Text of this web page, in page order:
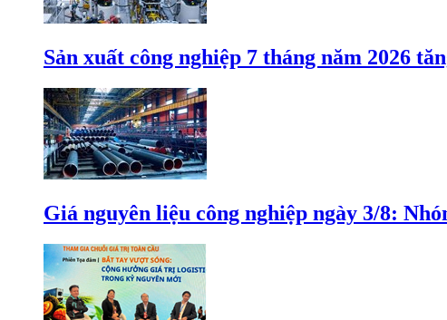
Sản xuất công nghiệp 7 tháng năm 2026
Giá nguyên liệu công nghiệp ngày 3/8: